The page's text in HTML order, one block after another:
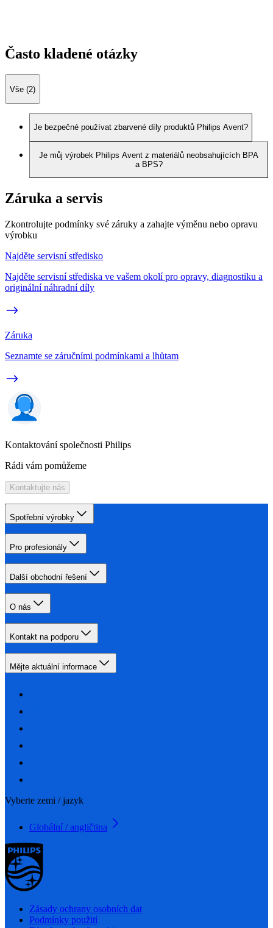
Často kladené otázky
Vše (2)
Je bezpečné používat zbarvené díly produktů Philips Avent?
Je můj výrobek Philips Avent z materiálů neobsahujících BPA
a BPS?
Záruka a servis
Zkontrolujte podmínky své záruky a zahajte výměnu nebo opravu
výrobku
Najděte servisní středisko
Najděte servisní střediska ve vašem okolí pro opravy, diagnostiku a
originální náhradní díly
Záruka
Seznamte se záručními podmínkami a lhůtam
Kontaktování společnosti Philips
Rádi vám pomůžeme
Kontaktujte nás
Spotřební výrobky
Pro profesionály
Další obchodní řešení
O nás
Kontakt na podporu
Mějte aktuální informace
Vyberte zemi / jazyk
Globální / angličtina
Zásady ochrany osobních dat
Podmínky použití